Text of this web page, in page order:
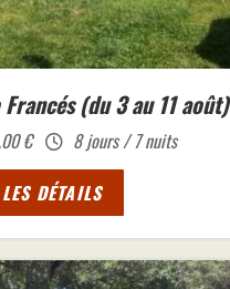
Francés (du 3 au 11 août)
€
8 jours / 7 nuits
DÉTAILS